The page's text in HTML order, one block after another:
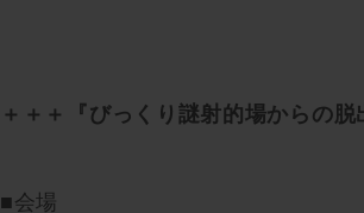
＋＋＋『びっくり謎射的場からの
■会場